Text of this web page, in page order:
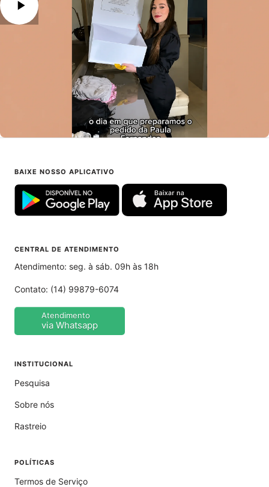
BAIXE NOSSO APLICATIVO
CENTRAL DE ATENDIMENTO
Atendimento: seg. à sáb. 09h às 18h
Contato: (14) 99879-6074
Atendimento
via Whatsapp
INSTITUCIONAL
Pesquisa
Sobre nós
Rastreio
POLÍTICAS
Termos de Serviço